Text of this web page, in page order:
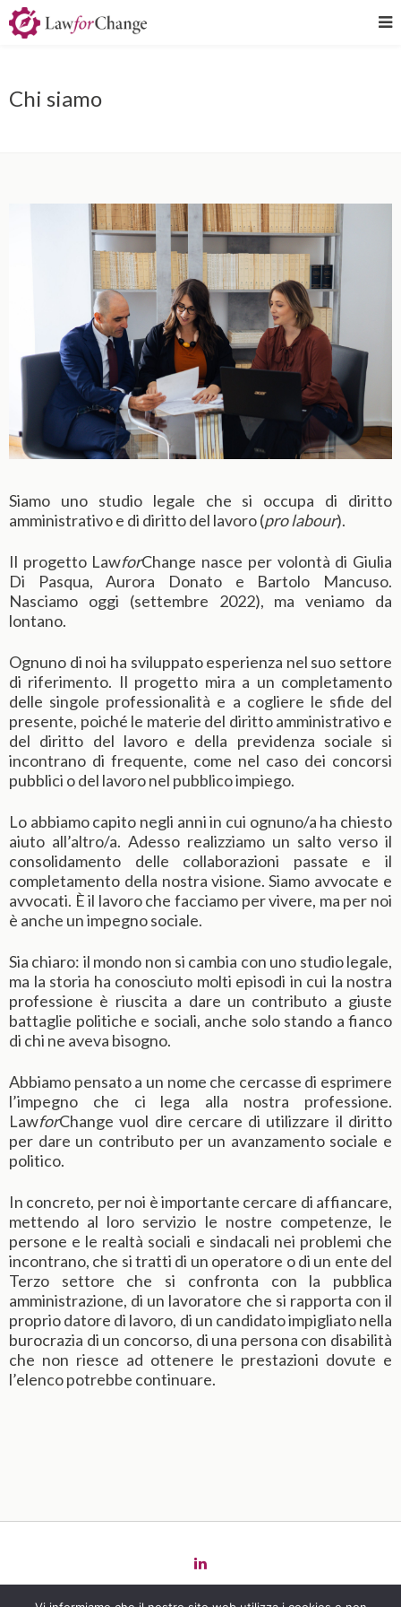
Chi siamo
Siamo uno studio legale che si occupa di diritto
amministrativo e di diritto del lavoro (pro labour).
Il progetto LawforChange nasce per volontà di Giulia
Di Pasqua, Aurora Donato e Bartolo Mancuso.
Nasciamo oggi (settembre 2022), ma veniamo da
lontano.
Ognuno di noi ha sviluppato esperienza nel suo settore
di riferimento. Il progetto mira a un completamento
delle singole professionalità e a cogliere le sfide del
presente, poiché le materie del diritto amministrativo e
del diritto del lavoro e della previdenza sociale si
incontrano di frequente, come nel caso dei concorsi
pubblici o del lavoro nel pubblico impiego.
Lo abbiamo capito negli anni in cui ognuno/a ha chiesto
aiuto all’altro/a. Adesso realizziamo un salto verso il
consolidamento delle collaborazioni passate e il
completamento della nostra visione. Siamo avvocate e
avvocati. È il lavoro che facciamo per vivere, ma per noi
è anche un impegno sociale.
Sia chiaro: il mondo non si cambia con uno studio legale,
ma la storia ha conosciuto molti episodi in cui la nostra
professione è riuscita a dare un contributo a giuste
battaglie politiche e sociali, anche solo stando a fianco
di chi ne aveva bisogno.
Abbiamo pensato a un nome che cercasse di esprimere
l’impegno che ci lega alla nostra professione.
LawforChange vuol dire cercare di utilizzare il diritto
per dare un contributo per un avanzamento sociale e
politico.
In concreto, per noi è importante cercare di affiancare,
mettendo al loro servizio le nostre competenze, le
persone e le realtà sociali e sindacali nei problemi che
incontrano, che si tratti di un operatore o di un ente del
Terzo settore che si confronta con la pubblica
amministrazione, di un lavoratore che si rapporta con il
proprio datore di lavoro, di un candidato impigliato nella
burocrazia di un concorso, di una persona con disabilità
che non riesce ad ottenere le prestazioni dovute e
l’elenco potrebbe continuare.